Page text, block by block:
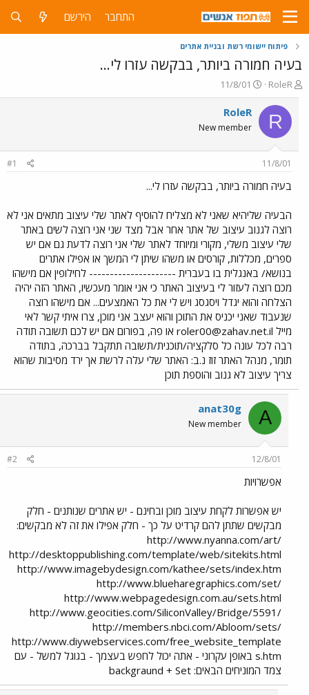
התחבר הירשם
פיתוח יישומי רשת ובניית אתרים
בעיה חמורה ביותר, בבקשה עזרו לי...
פ
ו
ת
ח
ה
ש
א
RoleR
פ
ו
ר
ם
ר
ך
11/8/01
R
RoleR
New member
11/8/01
#1
בעיה חמורה ביותר, בבקשה עזרו לי...
הבעיה שליהיא שאני לא מצליח להוסיף לאתר שלי עיצוב מתאים אני לא
רוצה לגנוב עיצוב של אתר אחר אבל מצד שני אני רוצה לשים באתר
שלי עיצוב משלי, מקורי ומיוחד לאתר שלי אני רוצה לדעת גם אם יש
ספרים, מכללות, קורסים או משהו שיתן לי המשך או אפילו אתרים
בנושא/ באנגלית בו בעברית --------------------- לחילופין אם מישהו
מכם רוצה לעזור לי בעיצוב האתר כי אני אומר מעכשיו, האתר הזה יהיה
הצלחה והוא יגדל ויסגסג ויש לי את כל האמצעים... אם מישהו רוצה
שנעבוד שאני יכניס את התוכן והוא יעצב אני מוכן, צרו איתי קשר לאי
מייל roler00@zahav.net.il או פה, בפורום אם יש לכם תשובה תודה
רבה לכל עונה כל סלקציה/תוכנית/תשובה תתקבל בברכה, בתודה
תומר, מנהל האתר זוז נ.ב: האתר שלי עלה לרשת אך ירד מסיבות שהוא
צריך עיצוב לא גנוב והוספת תוכן
A
anat30g
New member
12/8/01
#2
אפשרויות
יש אפשרות לקחת עיצוב מוכן ובחינם - יש אתרים שנותנים - חלק
מבקשים שתתן להם קרדיט על כך - חלק אפילו את זה לא מבקשים:
http://www.nyanna.com/art/
http://desktoppublishing.com/template/web/sitekits.html
http://www.imagebydesign.com/kathee/sets/index.htm
http://www.blueharegraphics.com/set/
http://www.webpagedesign.com.au/sets.html
http://www.geocities.com/SiliconValley/Bridge/5591/
http://members.nbci.com/Abloom/sets/
http://www.diywebservices.com/free_website_template
s.htm באופן עקרוני - אתה יכול לחפש בעצמך - בגוגל למשל - עם
צמד המוניחים הבאים: backgraund + Set